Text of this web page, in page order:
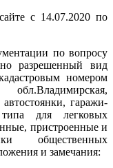
с 14.07.2020 по
по вопросу
разрешенный вид
номером
гаражи-
для легковых
пристроенные и
общественных
и замечания: